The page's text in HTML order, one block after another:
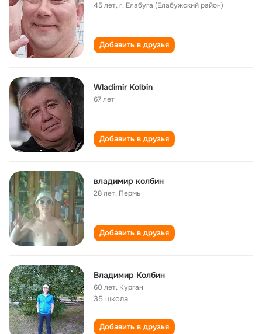
45 лет,г. Елабуга (Елабужский район)
Добавить в друзья
Wladimir Kolbin
67 лет
Добавить в друзья
владимир колбин
28 лет, Пермь
Добавить в друзья
Владимир Колбин
60 лет, Курган
35 школа
Добавить в друзья